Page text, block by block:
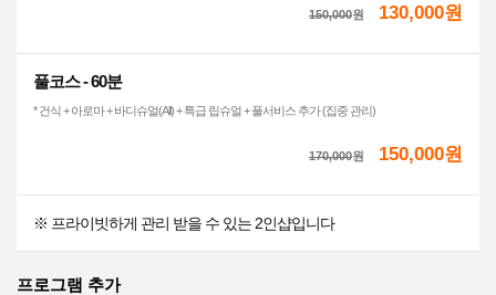
150,000원 130,000원
풀코스 - 60분
* 건식 + 아로마 + 바디슈얼(All) + 특급 립슈얼 + 풀서비스 추가 (집중 관리)
170,000원 150,000원
※ 프라이빗하게 관리 받을 수 있는 2인샵입니다
프로그램 추가